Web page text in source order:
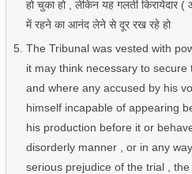
हो चुका हो , लेकिन यह गलती किरायेदार
में रहने का आनंद लेने से दूर रख रहे हो
The Tribunal was vested with
it may think necessary to
and where any accused by his
himself incapable of appearing
his production before it or
disorderly manner , or in any way
serious prejudice of the trial ,